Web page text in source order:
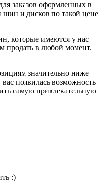
заказов оформленных в
шин и дисков по такой цене
которые имеются у нас
продать в любой момент.
значительно ниже
появилась возможность
самую привлекательную
:)